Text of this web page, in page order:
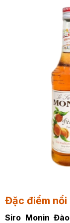
Đặc điểm nổi
Siro Monin